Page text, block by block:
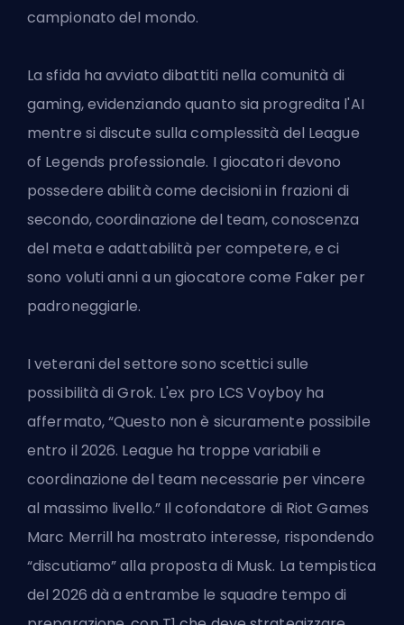
campionato del mondo.
La sfida ha avviato dibattiti nella comunità di
gaming, evidenziando quanto sia progredita l'AI
mentre si discute sulla complessità del League
of Legends professionale. I giocatori devono
possedere abilità come decisioni in frazioni di
secondo, coordinazione del team, conoscenza
del meta e adattabilità per competere, e ci
sono volutianni a un giocatore come Faker per
padroneggiarle.
I veterani del settore sono scettici sulle
possibilità di Grok. L'ex pro LCS Voyboy ha
affermato, “Questo non è sicuramente possibile
entro il 2026. League ha troppe variabili e
coordinazione del team necessarie per vincere
al massimo livello.” Il cofondatore di Riot Games
Marc Merrill ha mostrato interesse, rispondendo
“discutiamo” alla proposta di Musk. La tempistica
del 2026 dà a entrambe le squadre tempo di